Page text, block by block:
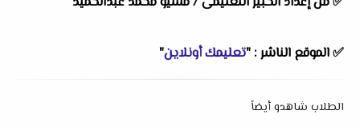
✅ الموقع الناشر : "تعليمك أونلاين"
الطلاب شاهدو أيضاً